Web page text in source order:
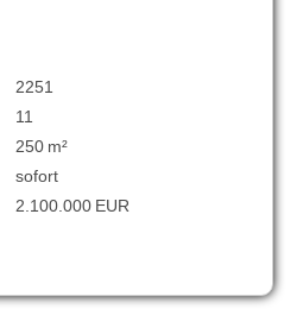
2251
11
250 m²
sofort
2.100.000 EUR